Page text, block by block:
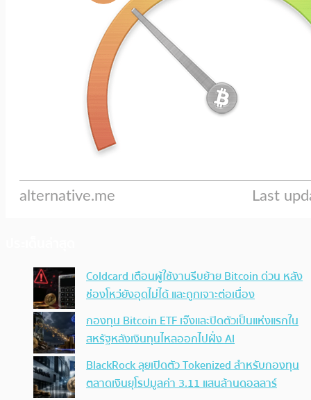
Coldcard เตือนผู้ใช้งานรีบย้าย Bitcoin ด่วน หลัง
ช่องโหว่ยังอุดไม่ได้ และถูกเจาะต่อเนื่อง
กองทุน Bitcoin ETF เจ๊งและปิดตัวเป็นแห่งแรกใน
สหรัฐหลังเงินทุนไหลออกไปฝั่ง AI
BlackRock ลุยเปิดตัว Tokenized สำหรับกองทุน
ตลาดเงินยุโรปมูลค่า 3.11 แสนล้านดอลลาร์